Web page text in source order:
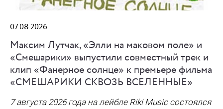
07.08.2026
Максим Лутчак, «Элли на маковом поле» и
«Смешарики» выпустили совместный трек и
клип «Фанерное солнце» к премьере фильма
«СМЕШАРИКИ СКВОЗЬ ВСЕЛЕННЫЕ»
7 августа 2026 года на лейбле Riki Music состоялся